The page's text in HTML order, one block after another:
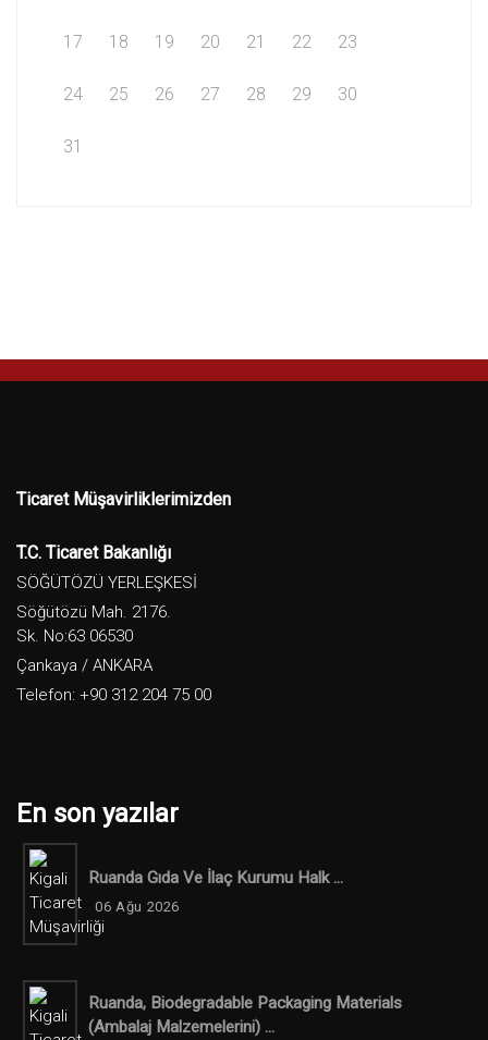
17 18 19 20 21 22 23
24 25 26 27 28 29 30
31
Ticaret Müşavirliklerimizden
T.C. Ticaret Bakanlığı
SÖĞÜTÖZÜ YERLEŞKESİ
Söğütözü Mah. 2176.
Sk. No:63 06530
Çankaya / ANKARA
Telefon: +90 312 204 75 00
En son yazılar
Ruanda Gıda Ve İlaç Kurumu Halk ...
06 Ağu 2026
Ruanda, Biodegradable Packaging Materials
(ambalaj Malzemelerini) ...